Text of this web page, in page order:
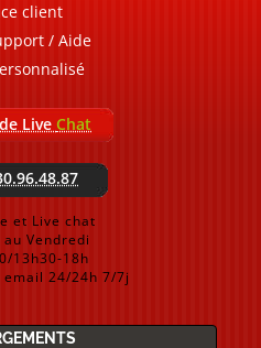
client
/ Aide
Live Chat
et Live chat
Vendredi
13h30-18h
24/24h 7/7j